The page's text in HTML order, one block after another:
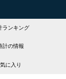
ランキング
計の情報
に入り